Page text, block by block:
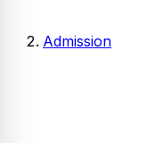
Admission